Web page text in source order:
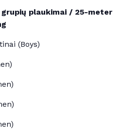
plaukimai / 25-meter
(Boys)